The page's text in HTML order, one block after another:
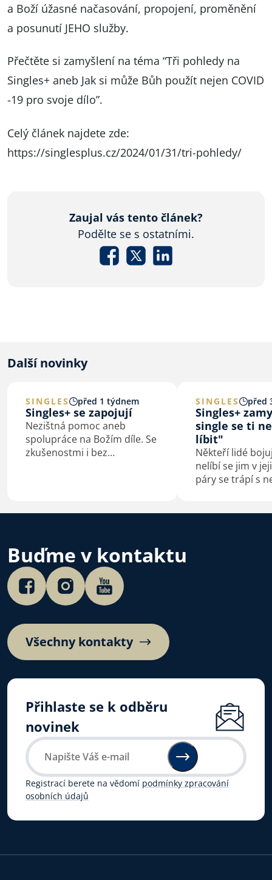
a Boží úžasné načasování, propojení, proměnění
a posunutí JEHO služby.
Přečtěte si zamyšlení na téma “Tři pohledy na
Singles+ aneb Jak si může Bůh použít nejen COVID
-19 pro svoje dílo”.
Celý článek najdete zde:
https://singlesplus.cz/2024/01/31/tri-pohledy/
Zaujal vás tento článek?
Podělte se s ostatními.
Další novinky
SINGLES před 1 týdnem
Singles+ se zapojují
Nezištná pomoc aneb
spolupráce na Božím díle. Se
zkušenostmi i bez
SINGLES před
Singles+
single se ti
líbit"
Někteří lidé
nelíbí se jim v
páry se trápí s
Buďme v kontaktu
Všechny kontakty
Přihlaste se k odběru
novinek
Registrací berete na vědomí podmínky zpracování
osobních údajů